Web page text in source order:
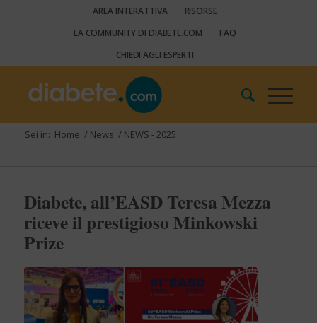
AREA INTERATTIVA
RISORSE
LA COMMUNITY DI DIABETE.COM
FAQ
CHIEDI AGLI ESPERTI
Sei in: Home / News / NEWS - 2025
Diabete, all’EASD Teresa Mezza
riceve il prestigioso Minkowski
Prize